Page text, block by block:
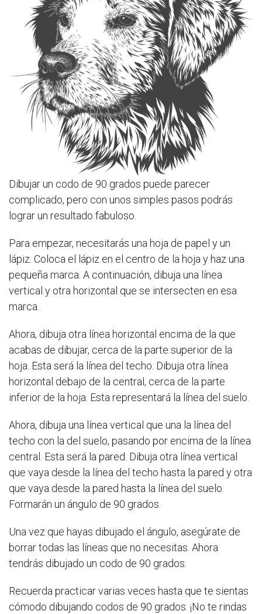
Dibujar un codo de 90 grados puede parecer
complicado, pero con unos simples pasos podrás
lograr un resultado fabuloso.
Para empezar, necesitarás una hoja de papel y un
lápiz. Coloca el lápiz en el centro de la hoja y haz una
pequeña marca. A continuación, dibuja una línea
vertical y otra horizontal que se intersecten en esa
marca.
Ahora, dibuja otra línea horizontal encima de la que
acabas de dibujar, cerca de la parte superior de la
hoja. Esta será la línea del techo. Dibuja otra línea
horizontal debajo de la central, cerca de la parte
inferior de la hoja. Esta representará la línea del suelo.
Ahora, dibuja una línea vertical que una la línea del
techo con la del suelo, pasando por encima de la línea
central. Esta será la pared. Dibuja otra línea vertical
que vaya desde la línea del techo hasta la pared y otra
que vaya desde la pared hasta la línea del suelo.
Formarán un ángulo de 90 grados.
Una vez que hayas dibujado el ángulo, asegúrate de
borrar todas las líneas que no necesitas. Ahora
tendrás dibujado un codo de 90 grados.
Recuerda practicar varias veces hasta que te sientas
cómodo dibujando codos de 90 grados. ¡No te rindas